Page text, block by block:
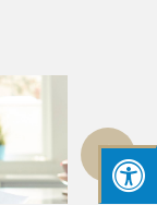
גלילה
לראש